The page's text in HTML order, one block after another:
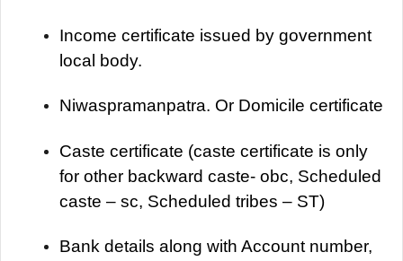
Income certificate issued by government
local body.
Niwaspramanpatra. Or Domicile certificate
Caste certificate (caste certificate is only
for other backward caste- obc, Scheduled
caste – sc, Scheduled tribes – ST)
Bank details along with Account number,